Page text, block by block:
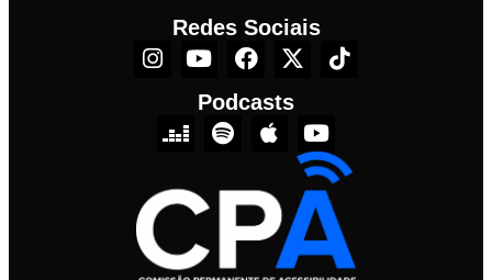
Redes Sociais
Podcasts